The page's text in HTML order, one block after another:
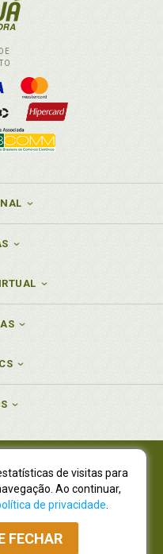
0001-19
01.701.561/0001-80
7665, São Lourenço |
82210-310
Atacado: (41) 4009-3939
de visitas para
Ao continuar,
de privacidade
FECHAR